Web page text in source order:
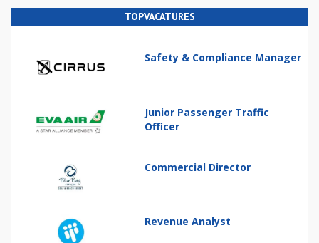
TOPVACATURES
Safety & Compliance Manager
Junior Passenger Traffic
Officer
Commercial Director
Revenue Analyst